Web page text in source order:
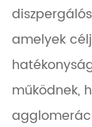
amelyek
működnek,